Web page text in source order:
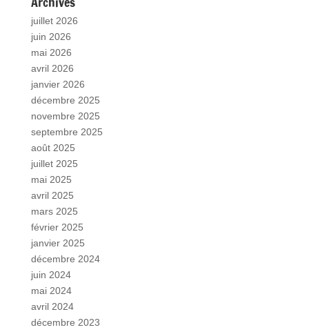
juillet 2026
juin 2026
mai 2026
avril 2026
janvier 2026
décembre 2025
novembre 2025
septembre 2025
août 2025
juillet 2025
mai 2025
avril 2025
mars 2025
février 2025
janvier 2025
décembre 2024
juin 2024
mai 2024
avril 2024
décembre 2023